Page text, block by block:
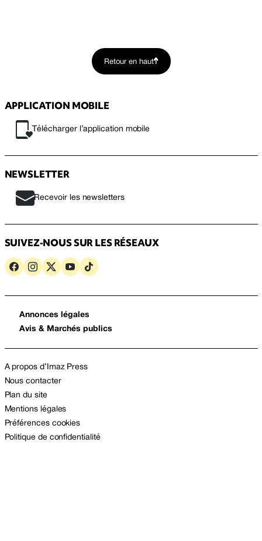
Retour en haut
APPLICATION MOBILE
Télécharger l’application mobile
NEWSLETTER
Recevoir les newsletters
SUIVEZ-NOUS SUR LES RÉSEAUX
Annonces légales
Avis & Marchés publics
A propos d’Imaz Press
Nous contacter
Plan du site
Mentions légales
Préférences cookies
Politique de confidentialité